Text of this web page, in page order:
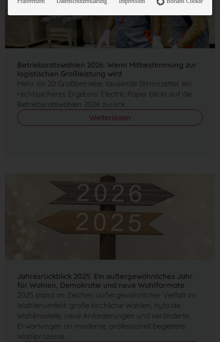
Betriebsratswahlen 2026: Wenn Mitbestimmung zur
logistischen Großleistung wird
Mehr als 20 Großbetriebe, tausende Stimmzettel, ein
rechtssicheres Ergebnis: Electric Paper blickt auf die
Betriebsratswahlen 2026 zurück.
Weiterlesen
Jahresrückblick 2025: Ein außergewöhnliches Jahr
für Wahlen, Demokratie und neue Wahlformate
2025 stand im Zeichen außergewöhnlicher Vielfalt im
Wahlenumfeld: große kirchliche Wahlen, hybride
Wahlmodelle, neue Anforderungen und veränderte
Erwartungen an moderne, professionell begleitete
Wahlprozesse.